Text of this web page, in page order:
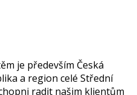
je především Česká
a region celé Střední
radit našim klientům